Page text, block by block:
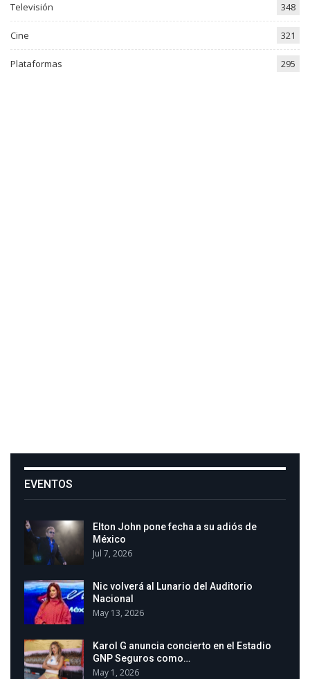
Televisión 348
Cine 321
Plataformas 295
EVENTOS
Elton John pone fecha a su adiós de
México
Jul 7, 2026
Nic volverá al Lunario del Auditorio
Nacional
May 13, 2026
Karol G anuncia concierto en el Estadio
GNP Seguros como…
May 1, 2026